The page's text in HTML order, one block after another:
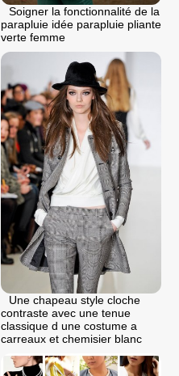
Soigner la fonctionnalité de la
parapluie idée parapluie pliante
verte femme
Une chapeau style cloche
contraste avec une tenue
classique d une costume a
carreaux et chemisier blanc